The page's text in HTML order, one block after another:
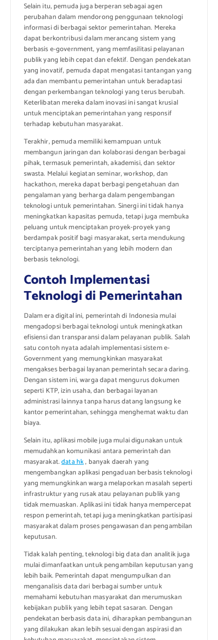
Selain itu, pemuda juga berperan sebagai agen
perubahan dalam mendorong penggunaan teknologi
informasi di berbagai sektor pemerintahan. Mereka
dapat berkontribusi dalam merancang sistem yang
berbasis e-government, yang memfasilitasi pelayanan
publik yang lebih cepat dan efektif. Dengan pendekatan
yang inovatif, pemuda dapat mengatasi tantangan yang
ada dan membantu pemerintahan untuk beradaptasi
dengan perkembangan teknologi yang terus berubah.
Keterlibatan mereka dalam inovasi ini sangat krusial
untuk menciptakan pemerintahan yang responsif
terhadap kebutuhan masyarakat.
Terakhir, pemuda memiliki kemampuan untuk
membangun jaringan dan kolaborasi dengan berbagai
pihak, termasuk pemerintah, akademisi, dan sektor
swasta. Melalui kegiatan seminar, workshop, dan
hackathon, mereka dapat berbagi pengetahuan dan
pengalaman yang berharga dalam pengembangan
teknologi untuk pemerintahan. Sinergi ini tidak hanya
meningkatkan kapasitas pemuda, tetapi juga membuka
peluang untuk menciptakan proyek-proyek yang
berdampak positif bagi masyarakat, serta mendukung
terciptanya pemerintahan yang lebih modern dan
berbasis teknologi.
Contoh Implementasi
Teknologi di Pemerintahan
Dalam era digital ini, pemerintah di Indonesia mulai
mengadopsi berbagai teknologi untuk meningkatkan
efisiensi dan transparansi dalam pelayanan publik. Salah
satu contoh nyata adalah implementasi sistem e-
Government yang memungkinkan masyarakat
mengakses berbagai layanan pemerintah secara daring.
Dengan sistem ini, warga dapat mengurus dokumen
seperti KTP, izin usaha, dan berbagai layanan
administrasi lainnya tanpa harus datang langsung ke
kantor pemerintahan, sehingga menghemat waktu dan
biaya.
Selain itu, aplikasi mobile juga mulai digunakan untuk
memudahkan komunikasi antara pemerintah dan
masyarakat.data hk, banyak daerah yang
mengembangkan aplikasi pengaduan berbasis teknologi
yang memungkinkan warga melaporkan masalah seperti
infrastruktur yang rusak atau pelayanan publik yang
tidak memuaskan. Aplikasi ini tidak hanya mempercepat
respon pemerintah, tetapi juga meningkatkan partisipasi
masyarakat dalam proses pengawasan dan pengambilan
keputusan.
Tidak kalah penting, teknologi big data dan analitik juga
mulai dimanfaatkan untuk pengambilan keputusan yang
lebih baik. Pemerintah dapat mengumpulkan dan
menganalisis data dari berbagai sumber untuk
memahami kebutuhan masyarakat dan merumuskan
kebijakan publik yang lebih tepat sasaran. Dengan
pendekatan berbasis data ini, diharapkan pembangunan
yang dilakukan akan lebih sesuai dengan aspirasi dan